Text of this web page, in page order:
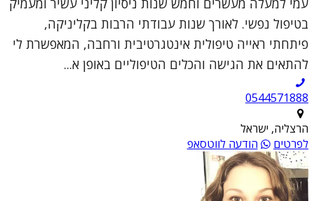
עמי למעלה מעשרים וחמש שנות ניסיון קליני עשיר ומעמיק
בטיפול נפשי. לאורך שנות עבודתי הרבות בקליניקה,
פיתחתי ראייה טיפולית אינטגרטיבית ורחבה, המאפשרת לי
להתאים את הגישה והכלים הטיפוליים באופן א...
0544571888
הרצליה, ישראל
לפרטים
הודעה לווטסאפ